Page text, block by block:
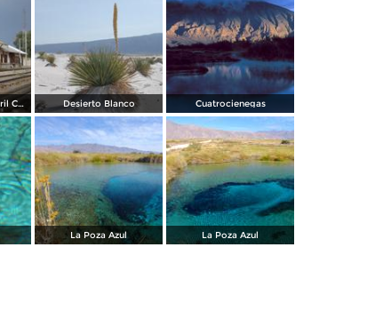
Estacion de Ferrocarril Cuatro Cienegas Desierto Blanco Cuatrocienegas
La Poza Azul La Poza Azul